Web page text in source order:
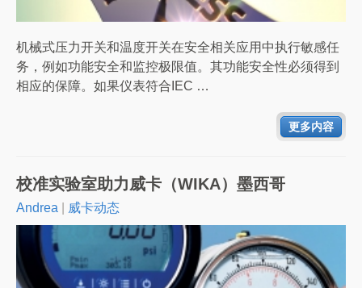
机械式压力开关和温度开关在安全相关应用中执行敏感任
务，例如功能安全和监控极限值。其功能安全性必须得到
相应的保障。如果仪表符合IEC …
更多内容
校准实验室助力威卡（WIKA）墨西哥
Andrea 威卡动态